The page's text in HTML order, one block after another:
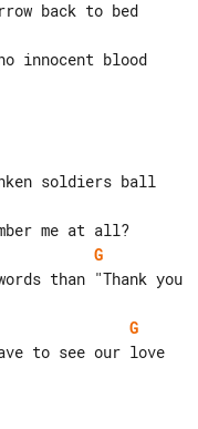
G
than "Thank you
G